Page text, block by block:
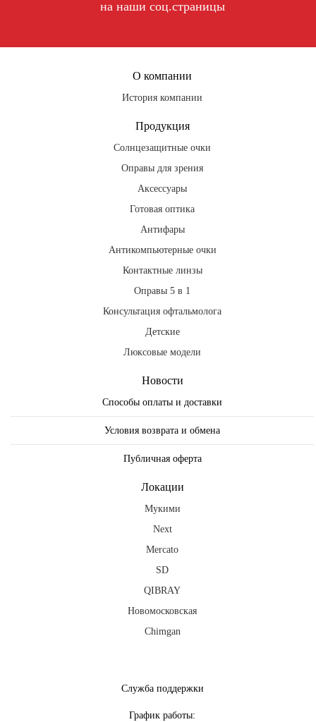
на наши соц.страницы
О компании
История компании
Продукция
Солнцезащитные очки
Оправы для зрения
Аксессуары
Готовая оптика
Антифары
Антикомпьютерные очки
Контактные линзы
Оправы 5 в 1
Консультация офтальмолога
Детские
Люксовые модели
Новости
Способы оплаты и доставки
Условия возврата и обмена
Публичная оферта
Локации
Мукими
Next
Mercato
SD
QIBRAY
Новомосковская
Chimgan
Служба поддержки
График работы: